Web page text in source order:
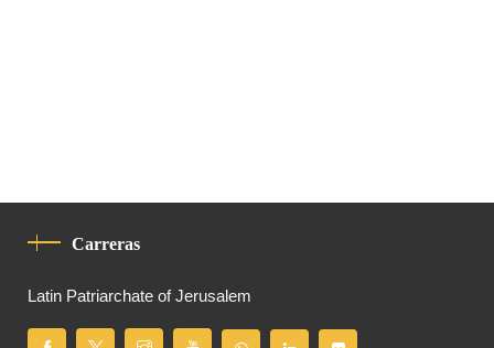
Carreras
Latin Patriarchate of Jerusalem